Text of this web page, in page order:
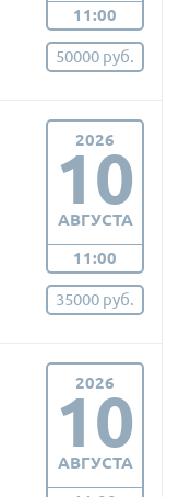
11:00
50000 руб.
2026
10
АВГУСТА
11:00
35000 руб.
2026
10
АВГУСТА